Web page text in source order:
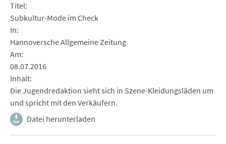
Titel
Subkultur-Mode im Check
In
Hannoversche Allgemeine Zeitung
Am
08.07.2016
Inhalt
Die Jugendredaktion sieht sich in Szene-Kleidungsläden um
und spricht mit den Verkäufern.
Datei herunterladen